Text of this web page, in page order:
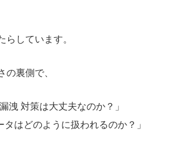
らしています。
の裏側で、
洩 対策は大丈夫なのか？」
タはどのように扱われるのか？」